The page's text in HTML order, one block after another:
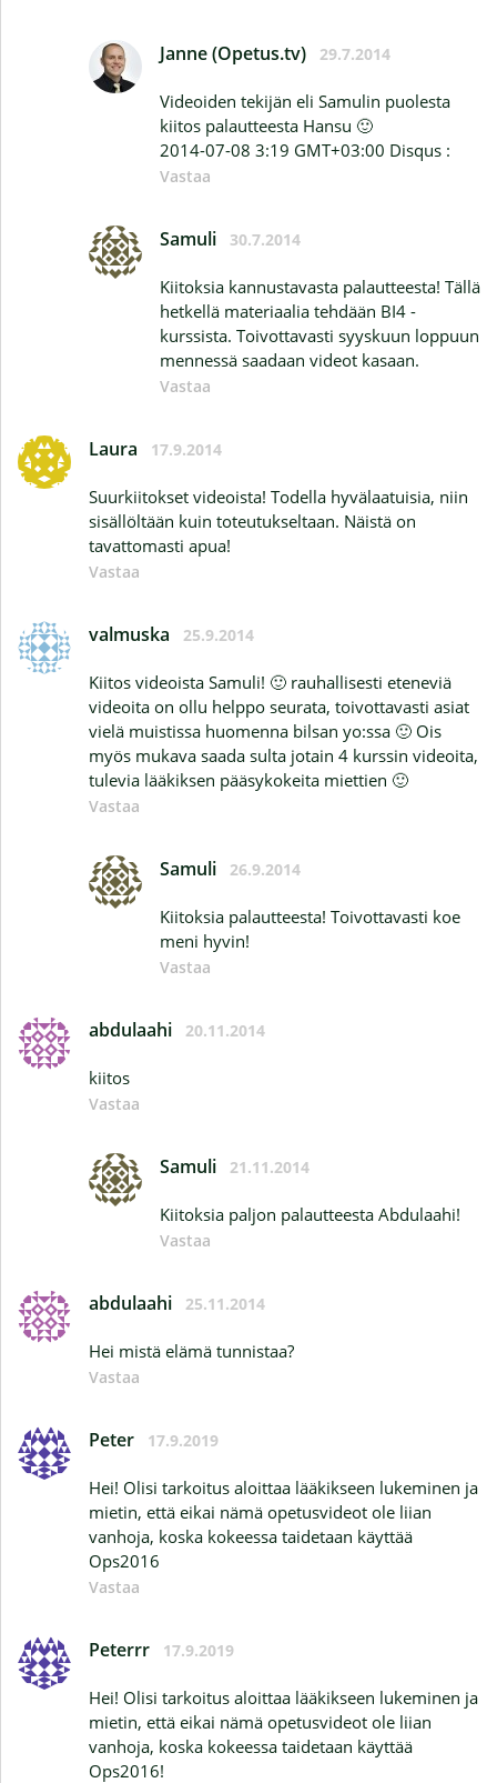
Janne (Opetus.tv) 29.7.2014
Videoiden tekijän eli Samulin puolesta
kiitos palautteesta Hansu 🙂
2014-07-08 3:19 GMT+03:00 Disqus :
Vastaa
Samuli 30.7.2014
Kiitoksia kannustavasta palautteesta! Tällä
hetkellä materiaalia tehdään BI4 -
kurssista. Toivottavasti syyskuun loppuun
mennessä saadaan videot kasaan.
Vastaa
Laura 17.9.2014
Suurkiitokset videoista! Todella hyvälaatuisia, niin
sisällöltään kuin toteutukseltaan. Näistä on
tavattomasti apua!
Vastaa
valmuska 25.9.2014
Kiitos videoista Samuli! 🙂 rauhallisesti eteneviä
videoita on ollu helppo seurata, toivottavasti asiat
vielä muistissa huomenna bilsan yo:ssa 🙂 Ois
myös mukava saada sulta jotain 4 kurssin videoita,
tulevia lääkiksen pääsykokeita miettien 🙂
Vastaa
Samuli 26.9.2014
Kiitoksia palautteesta! Toivottavasti koe
meni hyvin!
Vastaa
abdulaahi 20.11.2014
kiitos
Vastaa
Samuli 21.11.2014
Kiitoksia paljon palautteesta Abdulaahi!
Vastaa
abdulaahi 25.11.2014
Hei mistä elämä tunnistaa?
Vastaa
Peter 17.9.2019
Hei! Olisi tarkoitus aloittaa lääkikseen lukeminen ja
mietin, että eikai nämä opetusvideot ole liian
vanhoja, koska kokeessa taidetaan käyttää
Ops2016
Vastaa
Peterrr 17.9.2019
Hei! Olisi tarkoitus aloittaa lääkikseen lukeminen ja
mietin, että eikai nämä opetusvideot ole liian
vanhoja, koska kokeessa taidetaan käyttää
Ops2016!